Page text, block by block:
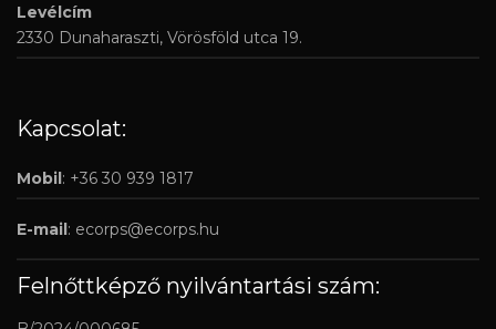
Levélcím
2330 Dunaharaszti, Vörösföld utca 19.
Kapcsolat:
Mobil: +36 30 939 1817
E-mail: ecorps@ecorps.hu
Felnőttképző nyilvántartási szám: